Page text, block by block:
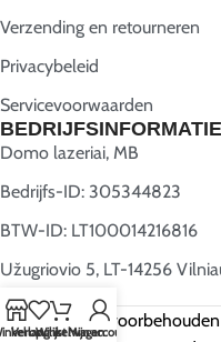
Verzending en retourneren
Privacybeleid
Servicevoorwaarden
BEDRIJFSINFORMATIE
Domo lazeriai, MB
Bedrijfs-ID: 305344823
BTW-ID: LT100014216816
Užugriovio 5, LT-14256
Alle rechten voorbehouden
op
Verlanglijst
Winkelwagen
Mijn account